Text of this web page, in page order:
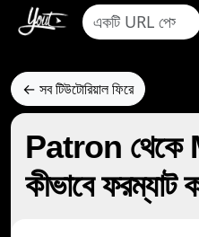
← সব টিউটোরিয়াল ফিরে
Patron
কীভাবে ফরম্যাট